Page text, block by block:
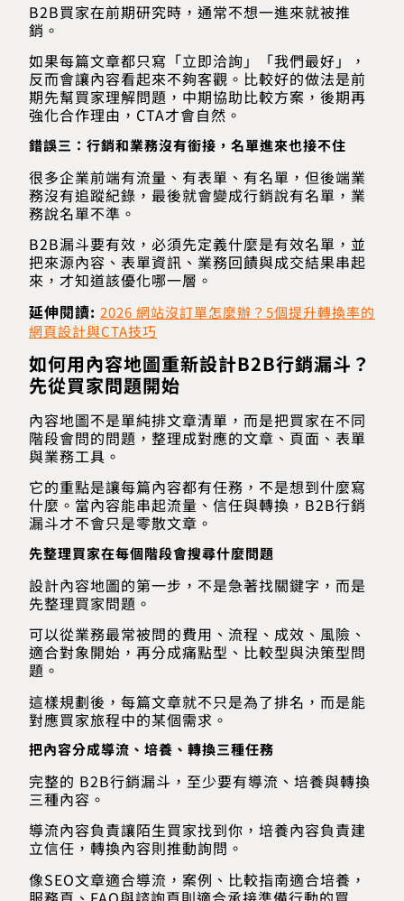
B2B買家在前期研究時，通常不想一進來就被推
銷。
如果每篇文章都只寫「立即洽詢」「我們最好」，
反而會讓內容看起來不夠客觀。比較好的做法是前
期先幫買家理解問題，中期協助比較方案，後期再
強化合作理由，CTA才會自然。
錯誤三：行銷和業務沒有銜接，名單進來也接不住
很多企業前端有流量、有表單、有名單，但後端業
務沒有追蹤紀錄，最後就會變成行銷說有名單，業
務說名單不準。
B2B漏斗要有效，必須先定義什麼是有效名單，並
把來源內容、表單資訊、業務回饋與成交結果串起
來，才知道該優化哪一層。
延伸閱讀: 2026 網站沒訂單怎麼辦？5個提升轉換率的
網頁設計與CTA技巧
如何用內容地圖重新設計B2B行銷漏斗？
先從買家問題開始
內容地圖不是單純排文章清單，而是把買家在不同
階段會問的問題，整理成對應的文章、頁面、表單
與業務工具。
它的重點是讓每篇內容都有任務，不是想到什麼寫
什麼。當內容能串起流量、信任與轉換，B2B行銷
漏斗才不會只是零散文章。
先整理買家在每個階段會搜尋什麼問題
設計內容地圖的第一步，不是急著找關鍵字，而是
先整理買家問題。
可以從業務最常被問的費用、流程、成效、風險、
適合對象開始，再分成痛點型、比較型與決策型問
題。
這樣規劃後，每篇文章就不只是為了排名，而是能
對應買家旅程中的某個需求。
把內容分成導流、培養、轉換三種任務
完整的 B2B行銷漏斗，至少要有導流、培養與轉換
三種內容。
導流內容負責讓陌生買家找到你，培養內容負責建
立信任，轉換內容則推動詢問。
像SEO文章適合導流，案例、比較指南適合培養，